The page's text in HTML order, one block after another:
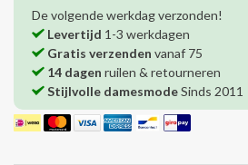
De volgende werkdag verzonden!
Levertijd 1-3 werkdagen
Gratis verzenden vanaf 75
14 dagen ruilen & retourneren
Stijlvolle damesmodeSinds 2011